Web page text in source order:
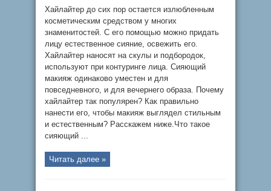
Хайлайтер до сих пор остается излюбленным
косметическим средством у многих
знаменитостей. С его помощью можно придать
лицу естественное сияние, освежить его.
Хайлайтер наносят на скулы и подбородок,
используют при контуринге лица. Сияющий
макияж одинаково уместен и для
повседневного, и для вечернего образа. Почему
хайлайтер так популярен? Как правильно
нанести его, чтобы макияж выглядел стильным
и естественным? Расскажем ниже.Что такое
сияющий ...
Читать далее »